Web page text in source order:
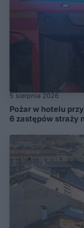
5 sierpnia 2026
Pożar w hotelu
6 zastępów straży